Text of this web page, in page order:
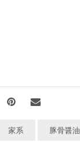
家系 豚骨醤油